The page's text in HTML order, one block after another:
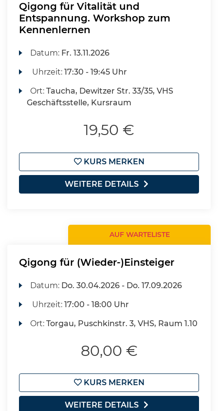
Qigong für Vitalität und
Entspannung. Workshop zum
Kennenlernen
Datum: Fr. 13.11.2026
Uhrzeit:17:30 - 19:45 Uhr
Ort:Taucha, Dewitzer Str. 33/35, VHS
Geschäftsstelle, Kursraum
19,50 €
KURS MERKEN
WEITERE DETAILS
AUF WARTELISTE
Qigong für (Wieder-)Einsteiger
Datum: Do. 30.04.2026 - Do. 17.09.2026
Uhrzeit:17:00 - 18:00 Uhr
Ort:Torgau, Puschkinstr. 3, VHS, Raum 1.10
80,00 €
KURS MERKEN
WEITERE DETAILS